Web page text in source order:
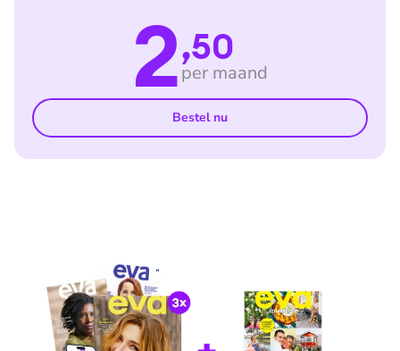
2,50
per maand
Bestel nu